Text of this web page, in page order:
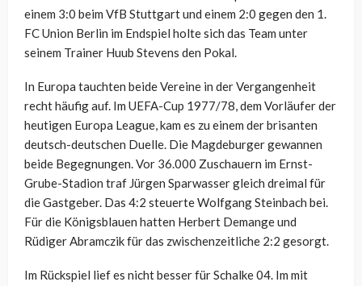
einem 3:0 beim VfB Stuttgart und einem 2:0 gegen den 1.
FC Union Berlin im Endspiel holte sich das Team unter
seinem Trainer Huub Stevens den Pokal.
In Europa tauchten beide Vereine in der Vergangenheit
recht häufig auf. Im UEFA-Cup 1977/78, dem Vorläufer der
heutigen Europa League, kam es zu einem der brisanten
deutsch-deutschen Duelle. Die Magdeburger gewannen
beide Begegnungen. Vor 36.000 Zuschauern im Ernst-
Grube-Stadion traf Jürgen Sparwasser gleich dreimal für
die Gastgeber. Das 4:2 steuerte Wolfgang Steinbach bei.
Für die Königsblauen hatten Herbert Demange und
Rüdiger Abramczik für das zwischenzeitliche 2:2 gesorgt.
Im Rückspiel lief es nicht besser für Schalke 04. Im mit